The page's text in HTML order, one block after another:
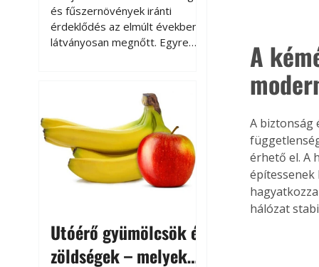
kertészkedés
és fűszernövények iránti
érdeklődés az elmúlt években
látványosan megnőtt. Egyre
kertészkedés sokak számára
kikapcsolódást és feltöltődést
is jelent.
Utóérő gyümölcsök és
zöldségek – melyek
A
A biztonság
érhető el. A
építessenek
hálózat